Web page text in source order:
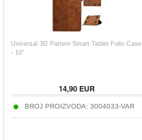
Universal 3D Pattern Smart Tablet Folio Case
- 10"
14,90EUR
BROJ PROIZVODA: 3004033-VAR